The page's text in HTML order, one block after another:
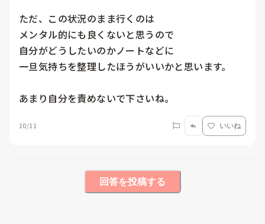
ただ、この状況のまま行くのは
メンタル的にも良くないと思うので
自分がどうしたいのかノートなどに
一旦気持ちを整理したほうがいいかと思います。
10/11 いいね
回答を投稿する